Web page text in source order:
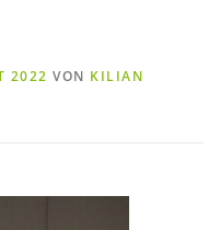
COURSES
2022 VON KILIAN